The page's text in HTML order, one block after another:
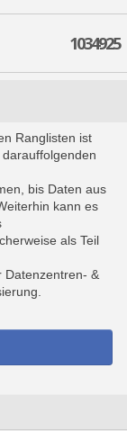
1034925
Ranglisten ist
bis Daten aus
kann es
als Teil
Datenzentren- &